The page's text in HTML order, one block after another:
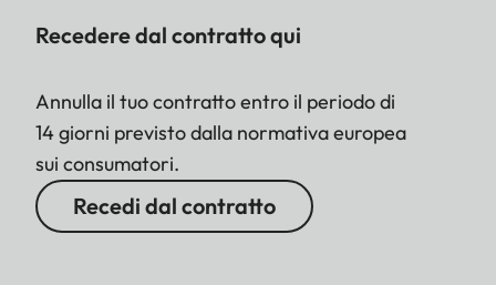
Recedere dal contratto qui
Annulla il tuo contratto entro il periodo di
14 giorni previsto dalla normativa europea
sui consumatori.
Recedi dal contratto